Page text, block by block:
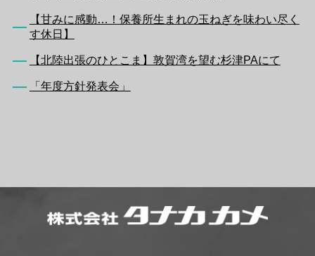
【甘みに感動…！保養所生まれの玉ねぎを味わい尽く
す休日】
【北陸出張のひとこま】敦賀湾を望む杉津PAにて
「年度方針発表会」